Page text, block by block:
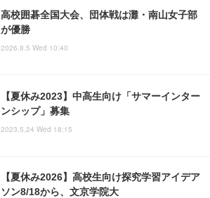
高校囲碁全国大会、団体戦は灘・南山女子部
が優勝
2026.8.5 Wed 10:40
【夏休み2023】中高生向け「サマーインター
ンシップ」募集
2023.5.24 Wed 18:15
【夏休み2026】高校生向け探究学習アイデア
ソン8/18から、文京学院大